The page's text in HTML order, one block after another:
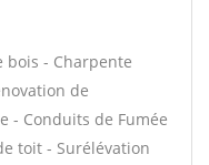
bois - Charpente
de
- Conduits de Fumée
toit - Surélévation